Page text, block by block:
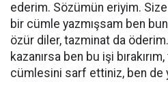
ederim. Sözümün eriyim.
bir cümle yazmışsam ben
özür diler, tazminat da
kazanırsa ben bu işi
cümlesini sarf ettiniz, ben de